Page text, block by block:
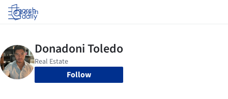
Log in
Follow